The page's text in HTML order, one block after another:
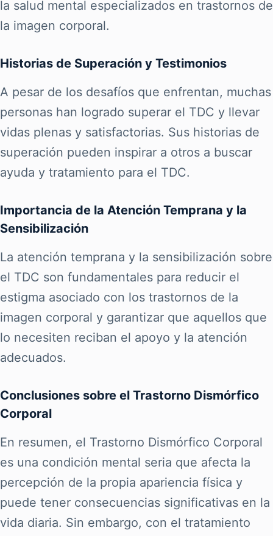
la salud mental especializados en trastornos de
la imagen corporal.
Historias de Superación y Testimonios
A pesar de los desafíos que enfrentan, muchas
personas han logrado superar el TDC y llevar
vidas plenas y satisfactorias. Sus historias de
superación pueden inspirar a otros a buscar
ayuda y tratamiento para el TDC.
Importancia de la Atención Temprana y la
Sensibilización
La atención temprana y la sensibilización sobre
el TDC son fundamentales para reducir el
estigma asociado con los trastornos de la
imagen corporal y garantizar que aquellos que
lo necesiten reciban el apoyo y la atención
adecuados.
Conclusiones sobre el Trastorno Dismórfico
Corporal
En resumen, el Trastorno Dismórfico Corporal
es una condición mental seria que afecta la
percepción de la propia apariencia física y
puede tener consecuencias significativas en la
vida diaria. Sin embargo, con el tratamiento